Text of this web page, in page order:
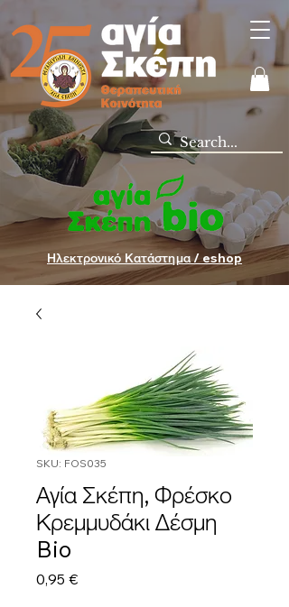
Ηλεκτρονικό Κατάστημα / eshop
SKU: FOS035
Αγία Σκέπη, Φρέσκο
Κρεμμυδάκι Δέσμη
Bio
0,95 €Τιμή